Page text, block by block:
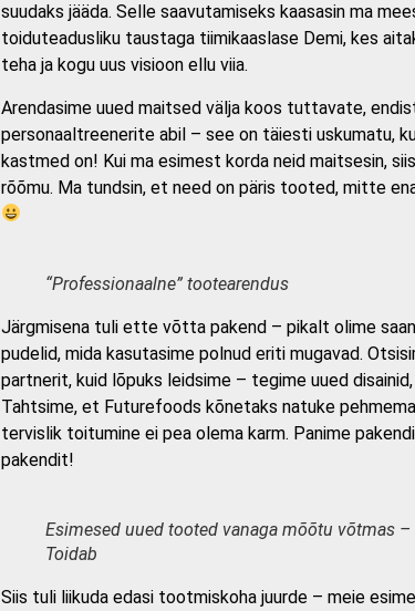
suudaks jääda. Selle saavutamiseks kaasasin ma
toiduteadusliku taustaga tiimikaaslase Demi, kes
teha ja kogu uus visioon ellu viia.
Arendasime uued maitsed välja koos tuttavate,
personaaltreenerite abil – see on täiesti uskumatu,
kastmed on! Kui ma esimest korda neid maitsesin,
rõõmu. Ma tundsin, et need on päris tooted, mitte
“Professionaalne” tootearendus
Järgmisena tuli ette võtta pakend – pikalt olime
pudelid, mida kasutasime polnud eriti mugavad.
partnerit, kuid lõpuks leidsime – tegime uued
Tahtsime, et Futurefoods kõnetaks natuke
tervislik toitumine ei pea olema karm. Panime
pakendit!
Esimesed uued tooted vanaga mõõtu võtmas –
Toidab
Siis tuli liikuda edasi tootmiskoha juurde – meie